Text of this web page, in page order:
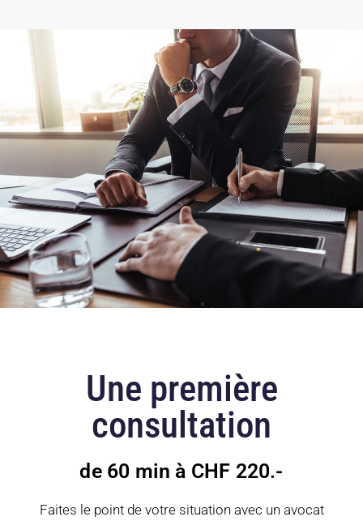
Une première
consultation
de 60 min à CHF 220.-
Faites le point de votre situation avec un avocat